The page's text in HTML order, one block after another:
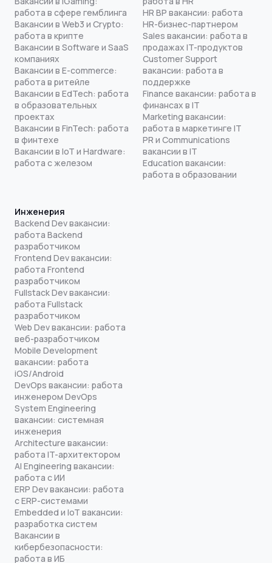
работа в сфере гемблинга
Вакансии в Web3 и Crypto:
работа в крипте
Вакансии в Software и SaaS
компаниях
Вакансии в E-commerce:
работа в ритейле
Вакансии в EdTech: работа
в образовательных
проектах
Вакансии в FinTech: работа
в финтехе
Вакансии в IoT и Hardware:
работа с железом
HR BP вакансии: работа
HR-бизнес-партнером
Sales вакансии: работа в
продажах IT-продуктов
Customer Support
вакансии: работа в
поддержке
Finance вакансии: работа в
финансах в IT
Marketing вакансии:
работа в маркетинге IT
PR и Communications
вакансии в IT
Education вакансии:
работа в образовании
Инженерия
Backend Dev вакансии:
работа Backend
разработчиком
Frontend Dev вакансии:
работа Frontend
разработчиком
Fullstack Dev вакансии:
работа Fullstack
разработчиком
Web Dev вакансии: работа
веб-разработчиком
Mobile Development
вакансии: работа
iOS/Android
DevOps вакансии: работа
инженером DevOps
System Engineering
вакансии: системная
инженерия
Architecture вакансии:
работа IT-архитектором
AI Engineering вакансии:
работа с ИИ
ERP Dev вакансии: работа
с ERP-системами
Embedded и IoT вакансии:
разработка систем
Вакансии в
кибербезопасности:
работа в ИБ